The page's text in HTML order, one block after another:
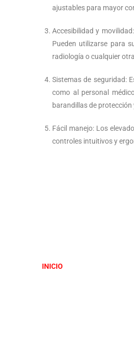
ajustables para mayor
Accesibilidad y
Pueden utilizarse para
radiología o cualquier
Sistemas de seguridad:
como al personal
barandillas de
Fácil manejo: Los
controles intuitivos y
INICIO